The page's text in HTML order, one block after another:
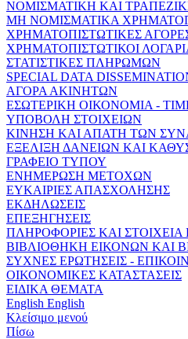
ΝΟΜΙΣΜΑΤΙΚΗ ΚΑΙ
ΜΗ ΝΟΜΙΣΜΑΤΙΚΑ
ΧΡΗΜΑΤΟΠΙΣΤΩΤΙΚΕΣ
ΧΡΗΜΑΤΟΠΙΣΤΩΤΙΚΟΙ
ΣΤΑΤΙΣΤΙΚΕΣ ΠΛΗΡΩΜΩΝ
SPECIAL DATA
ΑΓΟΡΑ ΑΚΙΝΗΤΩΝ
ΕΣΩΤΕΡΙΚΗ ΟΙΚΟΝΟΜΙΑ -
ΥΠΟΒΟΛΗ ΣΤΟΙΧΕΙΩΝ
ΚΙΝΗΣΗ ΚΑΙ ΑΠΑΤΗ ΤΩΝ
ΕΞΕΛΙΞΗ ΔΑΝΕΙΩΝ ΚΑΙ
ΓΡΑΦΕΙΟ ΤΥΠΟΥ
ΕΝΗΜΕΡΩΣΗ ΜΕΤΟΧΩΝ
ΕΥΚΑΙΡΙΕΣ ΑΠΑΣΧΟΛΗΣΗΣ
ΕΚΔΗΛΩΣΕΙΣ
ΕΠΕΞΗΓΗΣΕΙΣ
ΠΛΗΡΟΦΟΡΙΕΣ ΚΑΙ ΣΤΟΙΧΕΙΑ
ΒΙΒΛΙΟΘΗΚΗ ΕΙΚΟΝΩΝ ΚΑΙ
ΣΥΧΝΕΣ ΕΡΩΤΗΣΕΙΣ -
ΟΙΚΟΝΟΜΙΚΕΣ ΚΑΤΑΣΤΑΣΕΙΣ
ΕΙΔΙΚΑ ΘΕΜΑΤΑ
English English
Κλείσιμο μενού
Πίσω